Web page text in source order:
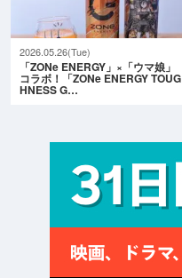
2026.05.26(Tue)
「ZONe ENERGY」×「ウマ娘」
コラボ！「ZONe ENERGY TOUG
HNESS G…